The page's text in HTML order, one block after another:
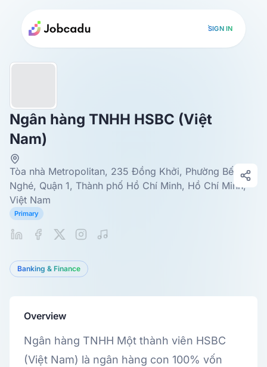
SIGN IN
Ngân hàng TNHH HSBC (Việt
Nam)
Tòa nhà Metropolitan, 235 Đồng Khởi, Phường Bến
Nghé, Quận 1, Thành phố Hồ Chí Minh, Hồ Chí Minh,
Việt Nam
Primary
Banking & Finance
Overview
Ngân hàng TNHH Một thành viên HSBC
(Việt Nam) là ngân hàng con 100% vốn